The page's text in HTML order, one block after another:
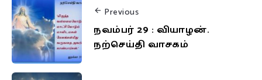
Previous
நவம்பர் 29 : வியாழன்.
நற்செய்தி வாசகம்